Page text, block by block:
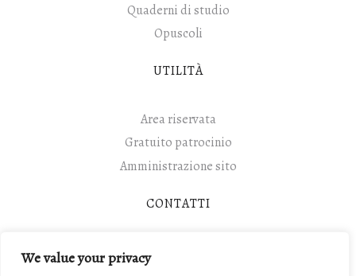
We value your privacy
Quaderni di studio
Opuscoli
UTILITÀ
Area riservata
Gratuito patrocinio
Amministrazione sito
CONTATTI